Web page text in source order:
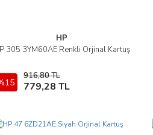
HP
305 3YM60AE Renkli Orjinal Kartuş
916,80 TL
779,28 TL
İncele
Sepete Ekle